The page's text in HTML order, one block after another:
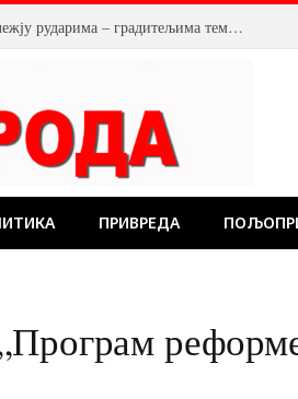
У Костолцу, венци на Спомен обележју рударима – градитељима темеља будућности
ПРИВРЕДА